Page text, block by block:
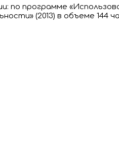
по программе
(2013) в объеме 144